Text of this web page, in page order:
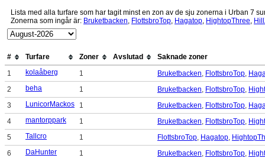
Lista med alla turfare som har tagit minst en zon av de sju zonerna i Urban 7
Zonerna som ingår är: Bruketbacken, FlottsbroTop, Hagatop, HightopThree,
# Turfare Zoner Avslutad
Saknade zoner
1
kolaåberg 1 Bruketbacken, FlottsbroTop,
2
beha 1 Bruketbacken, FlottsbroTop,
3
LunicorMackos 1 Bruketbacken, FlottsbroTop,
4
mantorppark 1 Bruketbacken, FlottsbroTop,
5
Tallcro 1 FlottsbroTop, Hagatop,
6
DaHunter 1 Bruketbacken, FlottsbroTop,